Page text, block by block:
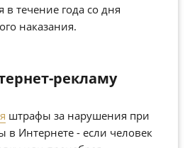
течение года со дня
наказания.
рекламу
штрафы за нарушения при
Интернете - если человек